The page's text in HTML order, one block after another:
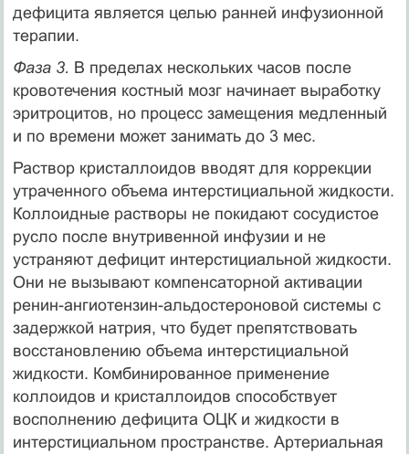
дефицита является целью ранней инфузионной
терапии.
Фаза 3. В пределах нескольких часов после
кровотечения костный мозг начинает выработку
эритроцитов, но процесс замещения медленный
и по времени может занимать до 3 мес.
Раствор кристаллоидов вводят для коррекции
утраченного объема интерстициальной жидкости.
Коллоидные растворы не покидают сосудистое
русло после внутривенной инфузии и не
устраняют дефицит интерстициальной жидкости.
Они не вызывают компенсаторной активации
ренин-ангиотензин-альдостероновой системы с
задержкой натрия, что будет препятствовать
восстановлению объема интерстициальной
жидкости. Комбинированное применение
коллоидов и кристаллоидов способствует
восполнению дефицита ОЦК и жидкости в
интерстициальном пространстве. Артериальная